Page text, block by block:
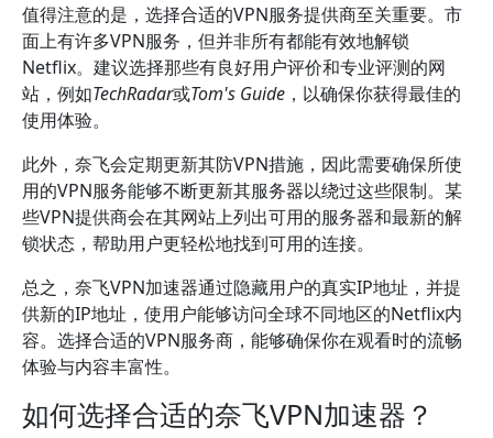
值得注意的是，选择合适的VPN服务提供商至关重要。市
面上有许多VPN服务，但并非所有都能有效地解锁
Netflix。建议选择那些有良好用户评价和专业评测的网
站，例如TechRadar或Tom's Guide ，以确保你获得最佳的
使用体验。
此外，奈飞会定期更新其防VPN措施，因此需要确保所使
用的VPN服务能够不断更新其服务器以绕过这些限制。某
些VPN提供商会在其网站上列出可用的服务器和最新的解
锁状态，帮助用户更轻松地找到可用的连接。
总之，奈飞VPN加速器通过隐藏用户的真实IP地址，并提
供新的IP地址，使用户能够访问全球不同地区的Netflix内
容。选择合适的VPN服务商，能够确保你在观看时的流畅
体验与内容丰富性。
如何选择合适的奈飞VPN加速器？